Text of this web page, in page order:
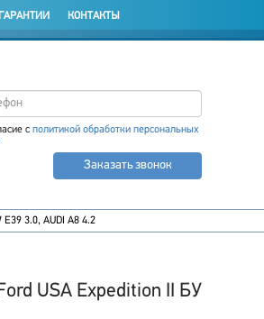
ГАРАНТИИ КОНТАКТЫ
с политикой обработки персональных
Заказать звонок
USA Expedition II БУ